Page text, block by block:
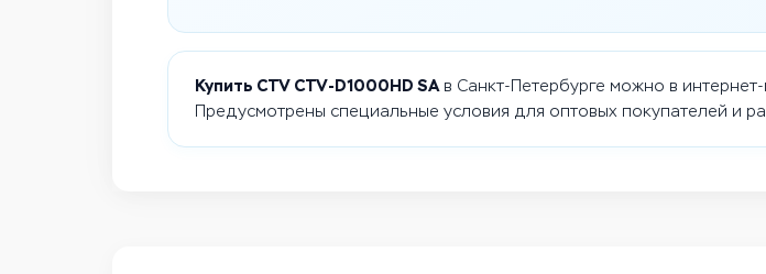
Купить CTV CTV-D1000HD SAв Санкт-Петербурге можно в
Предусмотрены специальные условия для оптовых покупателей и